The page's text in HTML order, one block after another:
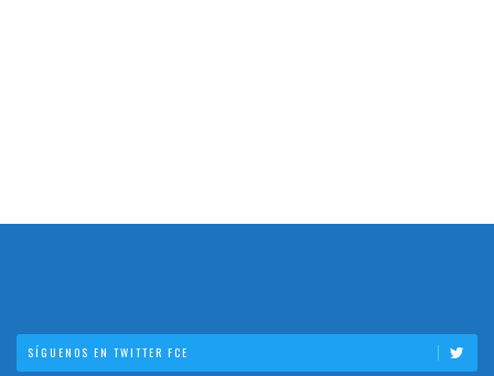
SÍGUENOS EN TWITTER FCE